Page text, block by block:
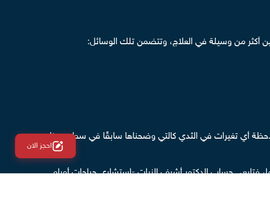
أكثر من وسيلة في العلاج، وتتضمن تلك الوسائل:
أي تغيرات في الثدي كالتي وضحناها سابقًا في سطور هذا
فتابعي حساب الدكتور أشرف الزيات -استشاري جراحات أورام
احجز الان